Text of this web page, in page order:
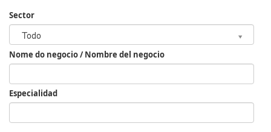
Sector
Todo
Sector
Nome do negocio / Nombre del negocio
Especialidad